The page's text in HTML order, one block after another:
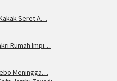
Seret A…
Rumah Impi…
Meningga…